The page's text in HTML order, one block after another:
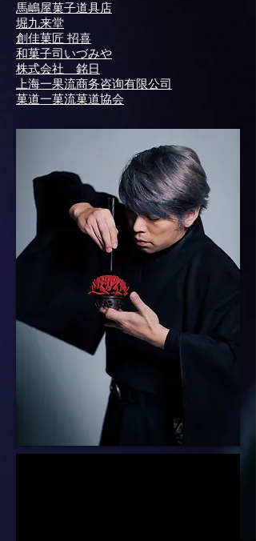
​馬嶋屋菓子道具店
堀九来堂
創佳菓匠 招喜
和菓子司いづみや
株式会社 銘日
上海一果流商务咨询有限公司
菓道一菓流菓道協会